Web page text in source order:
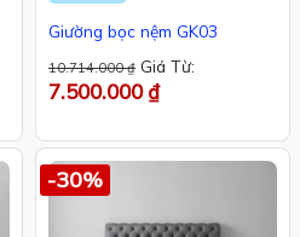
Giường bọc nệm GK03
10.714.000₫ Giá Từ:
7.500.000₫
-30%